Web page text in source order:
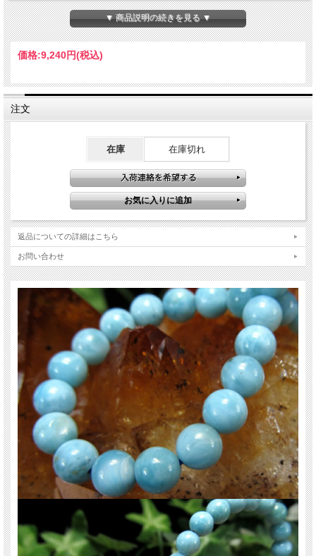
ドミニカ共和国産
グレードなど
名称など
ラリマー/ブルーペクトライト
カリブ海の水面を思わせる美しい模様が特徴的なラリマーは、女性から絶大な人
気を誇る天然石です。
しかし、現在は上質な原石が採れず、品薄状態にあり、価格が高騰しています。
入荷数に限りがありますので、お見逃しなく！
【意味合い云われ・伝承等】
☆三大ヒーリングストーン☆
ラリマーはスギライトやチャロアイトと共に世界三大ヒーリングストーンとさ
れ、「癒し」に優れたパワーを発揮すると云われています。
愛と平和を表す鉱物とされ、心の奥に隠された怒りの感情を鎮め、自己の間違っ
た観念の束縛から解放されるよう力を与えてくれると云われています。
※1点物につき画像は現物を撮影しています。
※サイズは目安です。細かな誤差が出る場合があります。
※天然石ですので細かなカケや凹み、歪な部分やクラックなどがある場合があり
ます。
※天然石商品には色みに個体差があります。また出来る限り自然な色みになるよ
う撮影を心がけておりますが、お使いのディスプレイ環境によって表示される色
みに差が出る場合があります。 ご了承ください。
関連キーワード
天然石 パワーストーン 海外直輸入 バイヤー厳選 プレゼント ギフト メンズ レデ
ィース 卸し 卸価格 実店舗 ハンドメイド サイズ直し コムローズ comrose
▼ 商品説明の続きを見る ▼
価格:9,240円(税込)
注文
在庫 在庫切れ
返品についての詳細はこちら
お問い合わせ